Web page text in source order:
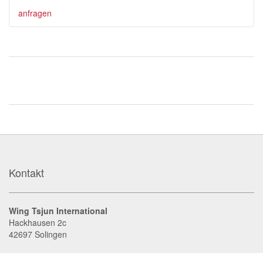
anfragen
Kontakt
Wing Tsjun International
Hackhausen 2c
42697 Solingen